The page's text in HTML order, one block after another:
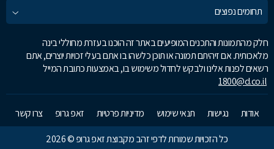
תחומים נפוצים
חלק מהתמונות והתכנים המופיעים באתר זה הוכנו בעזרת מחוללי בינה
מלאכותית. אם זיהיתם תמונה או תוכן כלשהו בו אתם בעלי זכויות יוצרים, אתם
רשאים לפנות אלינו ולבקש לחדול משימוש בו, באמצעות כתובת המייל
1800@d.co.il
אודות נגישות תנאי שימוש מדיניות פרטיות זאפ גרופ
צרו קשר
כל הזכויות שמורות לדפי זהב מקבוצת זאפ גרופ © 2026